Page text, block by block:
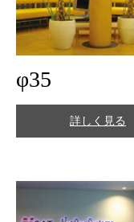
φ35
詳しく見る